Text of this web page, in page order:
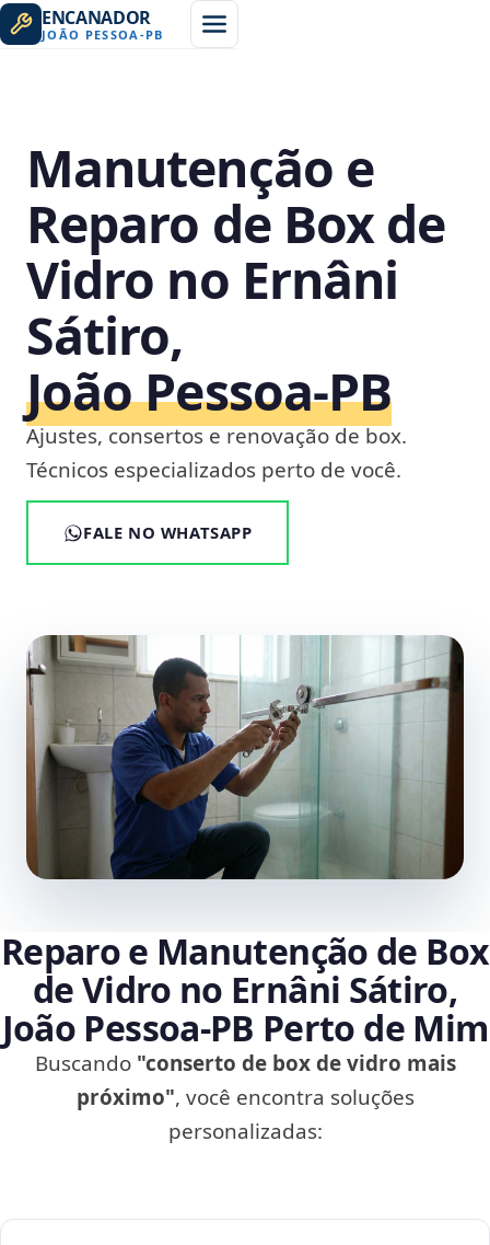
ENCANADOR
JOÃO PESSOA -PB
Manutenção e
Reparo de Box de
Vidro no Ernâni
Sátiro,
João Pessoa‑PB
Ajustes, consertos e renovação de box.
Técnicos especializados perto de você.
FALE NO WHATSAPP
Reparo e Manutenção de Box
de Vidro no Ernâni Sátiro,
João Pessoa‑PB Perto de Mim
Buscando "conserto de box de vidro mais
próximo", você encontra soluções
personalizadas: